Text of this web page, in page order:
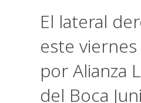
El lateral
este
por Alianza
del Boca